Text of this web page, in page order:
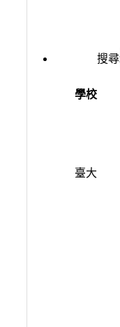
搜尋:
學校
學校
臺大